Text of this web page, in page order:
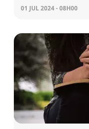
01 JUL 2024 - 08H00